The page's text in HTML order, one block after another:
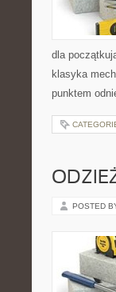
dla
klasyka
punktem
POSTED